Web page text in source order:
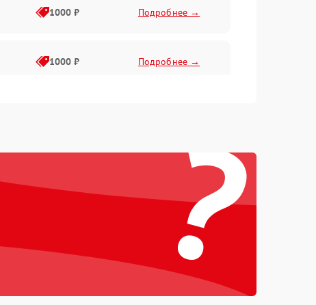
1000 ₽ Подробнее →
1000 ₽ Подробнее →
Подробнее →
Подробнее →
1000 ₽ Подробнее →
?